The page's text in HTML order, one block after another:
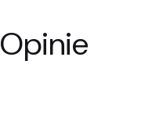
Opinie